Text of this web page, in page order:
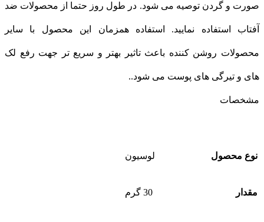
صورت و گردن توصیه می شود. در طول روز حتما از محصولات ضد
آفتاب استفاده نمایید. استفاده همزمان این محصول با سایر
محصولات روشن کننده باعث تاثیر بهتر و سریع تر جهت رفع لک
های و تیرگی های پوست می شود..
مشخصات
نوع محصول لوسیون
مقدار 30 گرم